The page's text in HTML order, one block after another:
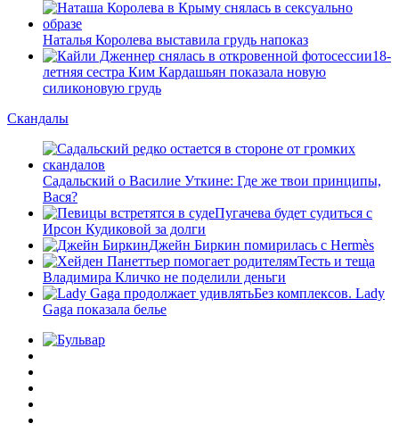
Наталья Королева выставила грудь напоказ
18-
летняя сестра Ким Кардашьян показала новую
силиконовую грудь
Скандалы
Садальский о Василие Уткине: Где же твои принципы,
Вася?
Пугачева будет судиться с
Ирсон Кудиковой за долги
Джейн Биркин помирилась с Hermès
Тесть и теща
Владимира Кличко не поделили деньги
Без комплексов. Lady
Gaga показала белье